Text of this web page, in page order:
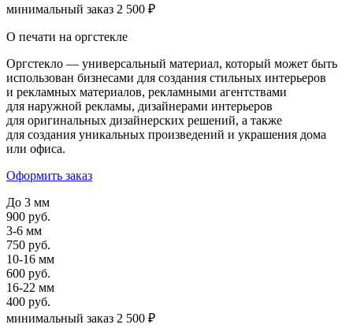
минимальный заказ 2 500 ₽
О печати на оргстекле
Оргстекло — универсальный материал, который может быть
использован бизнесами для создания стильных интерьеров
и рекламных материалов, рекламными агентствами
для наружной рекламы, дизайнерами интерьеров
для оригинальных дизайнерских решений, а также
для создания уникальных произведений и украшения дома
или офиса.
Оформить заказ
До 3 мм
900 руб.
3-6 мм
750 руб.
10-16 мм
600 руб.
16-22 мм
400 руб.
минимальный заказ 2 500 ₽